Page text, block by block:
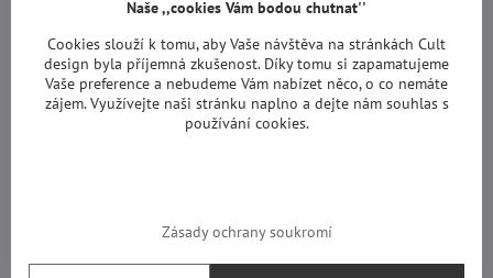
Naše ,,cookies Vám bodou chutnat''
Cookies slouží k tomu, aby Vaše návštěva na stránkách Cult
design byla příjemná zkušenost. Díky tomu si zapamatujeme
Vaše preference a nebudeme Vám nabízet něco, o co nemáte
zájem. Využívejte naši stránku naplno a dejte nám souhlas s
používání cookies.
Zásady ochrany soukromí